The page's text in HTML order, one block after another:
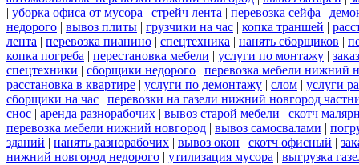
| уборка офиса от мусора | стрейч лента | перевозка сейфа |
недорого | вывоз плиты | грузчики на час | копка траншей |
лента | перевозка пианино | спецтехника | нанять сборщиков |
копка погреба | перестановка мебели | услуги по монтажу |
спецтехники | сборщики недорого | перевозка мебели нижний
расстановка в квартире | услуги по демонтажу | слом | услуги
сборщики на час | перевозки на газели нижний новгород
снос | аренда разнорабочих | вывоз старой мебели | скотч
перевозка мебели нижний новгород | вывоз самосвалами |
зданий | нанять разнорабочих | вывоз окон | скотч офисный |
нижний новгород недорого | утилизация мусора | выгрузка